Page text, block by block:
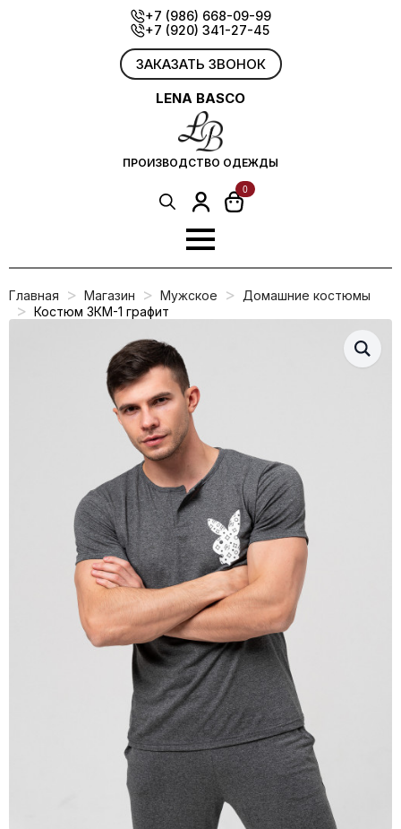
+7 (986) 668-09-99
+7 (920) 341-27-45
ЗАКАЗАТЬ ЗВОНОК
LENA BASCO
ПРОИЗВОДСТВО ОДЕЖДЫ
Search
0
Главная Магазин Мужское
Домашние костюмы
Костюм ЗКМ-1 графит